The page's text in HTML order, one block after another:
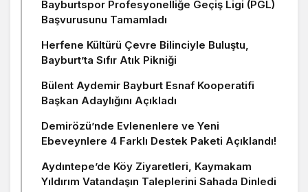
Bayburtspor Profesyonelliğe Geçiş Ligi (PGL)
Başvurusunu Tamamladı
Herfene Kültürü Çevre Bilinciyle Buluştu,
Bayburt’ta Sıfır Atık Pikniği
Bülent Aydemir Bayburt Esnaf Kooperatifi
Başkan Adaylığını Açıkladı
Demirözü’nde Evlenenlere ve Yeni
Ebeveynlere 4 Farklı Destek Paketi Açıklandı!
Aydıntepe’de Köy Ziyaretleri, Kaymakam
Yıldırım Vatandaşın Taleplerini Sahada Dinledi